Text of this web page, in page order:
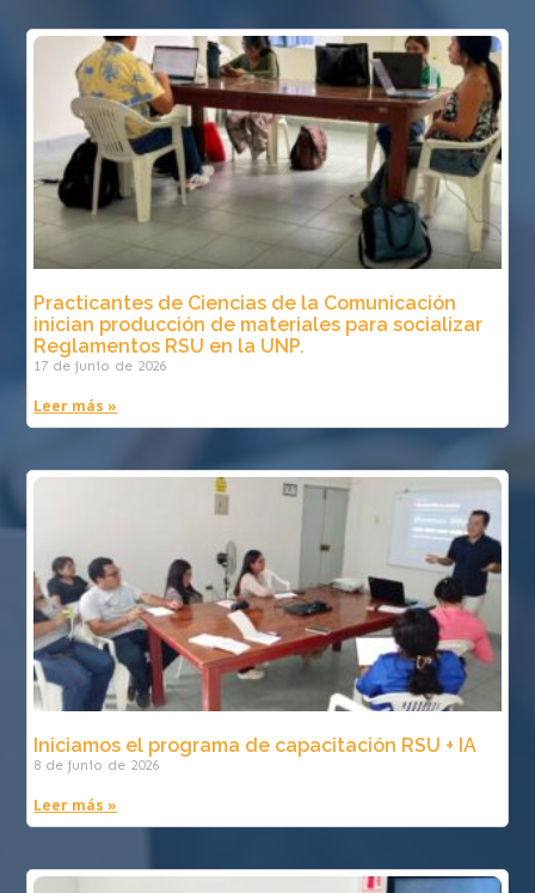
Practicantes de Ciencias de la Comunicación
inician producción de materiales para socializar
Reglamentos RSU en la UNP.
17 de junio de 2026
Leer más »
Iniciamos el programa de capacitación RSU + IA
8 de junio de 2026
Leer más »